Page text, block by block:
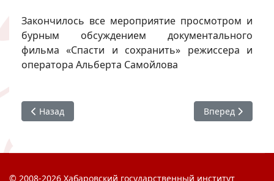
Закончилось все мероприятие просмотром и
бурным обсуждением документального
фильма «Спасти и сохранить» режиссера и
оператора Альберта Самойлова
Предыдущий: Авдеев. Открытый космос
Назад Следующий:
Вперед
© 2008-2026 Хабаровский государственный институт